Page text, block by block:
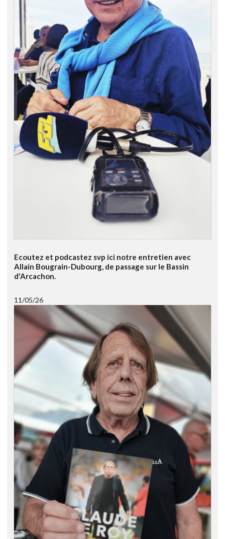
Ecoutez et podcastez svp ici notre entretien avec
Allain Bougrain-Dubourg, de passage sur le Bassin
d'Arcachon.
11/05/26